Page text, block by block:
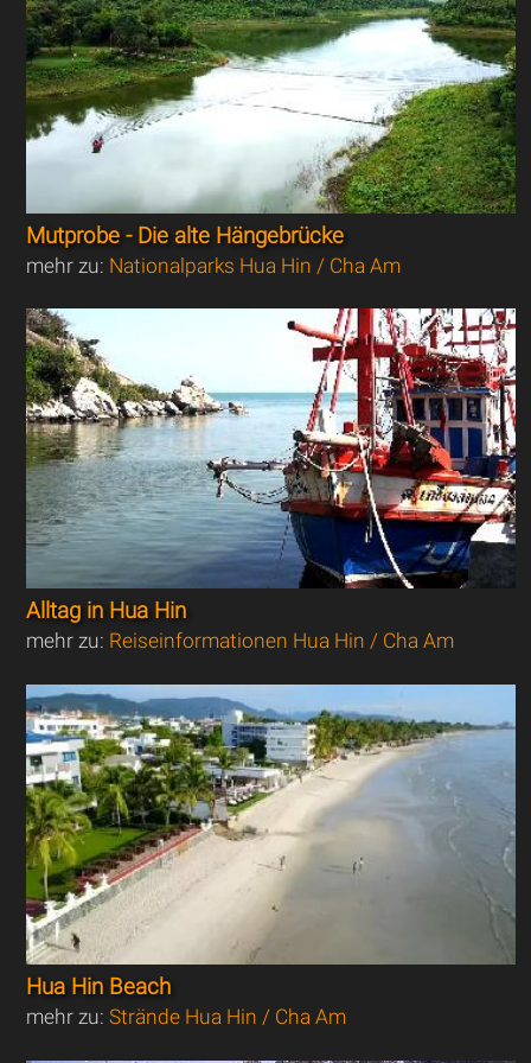
Mutprobe - Die alte Hängebrücke
mehr zu: Nationalparks Hua Hin / Cha Am
Alltag in Hua Hin
mehr zu: Reiseinformationen Hua Hin / Cha Am
Hua Hin Beach
mehr zu:Strände Hua Hin / Cha Am